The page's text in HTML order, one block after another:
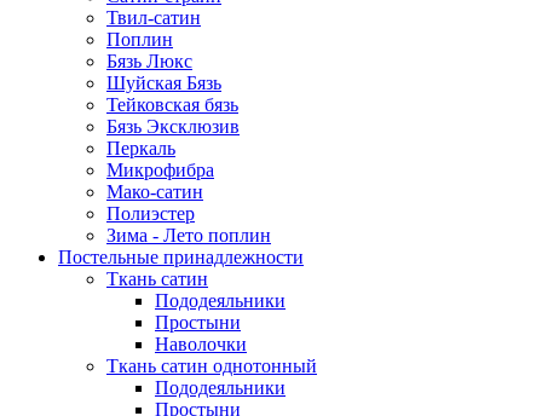
Твил-сатин
Поплин
Бязь Люкс
Шуйская Бязь
Тейковская бязь
Бязь Эксклюзив
Перкаль
Микрофибра
Мако-сатин
Полиэстер
Зима - Лето поплин
Постельные принадлежности
Ткань сатин
Пододеяльники
Простыни
Наволочки
Ткань сатин однотонный
Пододеяльники
Простыни